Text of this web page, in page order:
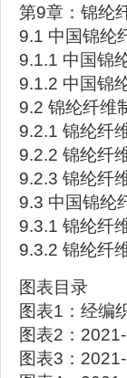
第9章：锦纶
9.1 中国锦纶
9.1.1 中国锦
9.1.2 中国锦
9.2 锦纶纤维
9.2.1 锦纶纤
9.2.2 锦纶纤
9.2.3 锦纶纤
9.3 中国锦纶
9.3.1 锦纶纤
9.3.2 锦纶纤
图表目录
图表1：经编
图表2：
图表3：